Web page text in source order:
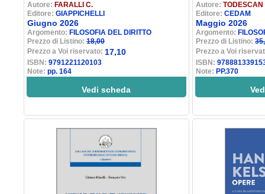
Autore: FARALLI C.
Editore: GIAPPICHELLI
Giugno 2026
Argomento: FILOSOFIA DEL DIRITTO
Prezzo di Listino: 18,00
Prezzo a Voi riservato: 17,10
ISBN: 9791221120103
Note: pp. 164
Vedi scheda
Autore: TODESCAN
Editore: CEDAM
Maggio 2026
Argomento:
Prezzo di Listino:
Prezzo a Voi
ISBN:
Note: PP.370